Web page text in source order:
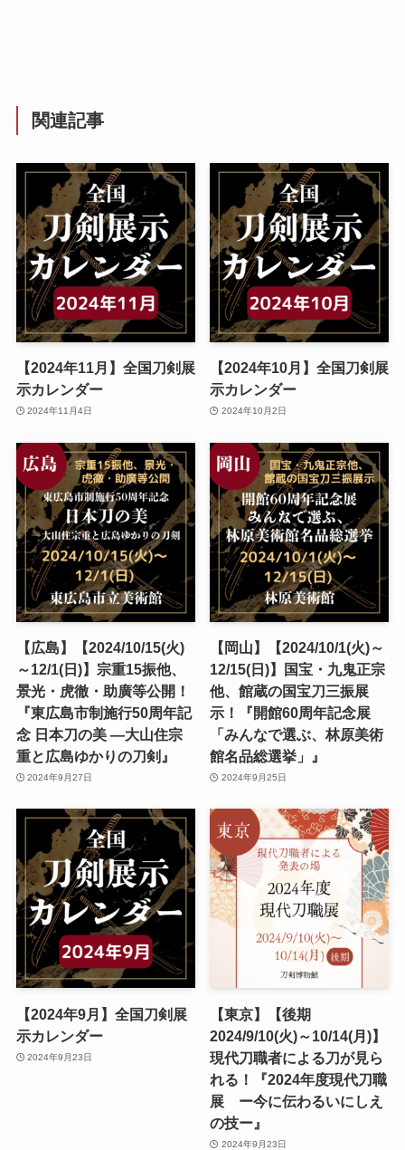
関連記事
【2024年11月】全国刀剣展
示カレンダー
2024年11月4日
【2024年10月】全国刀剣展
示カレンダー
2024年10月2日
【広島】【2024/10/15(火)
～12/1(日)】宗重15振他、
景光・虎徹・助廣等公開！
『東広島市制施行50周年記
念 日本刀の美 ―大山住宗
重と広島ゆかりの刀剣』
2024年9月27日
【岡山】【2024/10/1(火)～
12/15(日)】国宝・九鬼正宗
他、館蔵の国宝刀三振展
示！『開館60周年記念展
「みんなで選ぶ、林原美術
館名品総選挙」』
2024年9月25日
【2024年9月】全国刀剣展
示カレンダー
2024年9月23日
【東京】【後期
2024/9/10(火)～10/14(月)】
現代刀職者による刀が見ら
れる！『2024年度現代刀職
展 ー今に伝わるいにしえ
の技ー』
2024年9月23日